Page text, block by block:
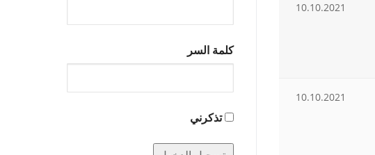
10.10.2021
10.10.2021
كلمة السر
تذكرني